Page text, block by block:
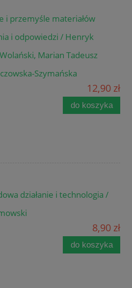
i przemyśle materiałów
i odpowiedzi / Henryk
Marian Tadeusz
Szymańska
12,90 zł
do koszyka
działanie i technologia /
8,90 zł
do koszyka